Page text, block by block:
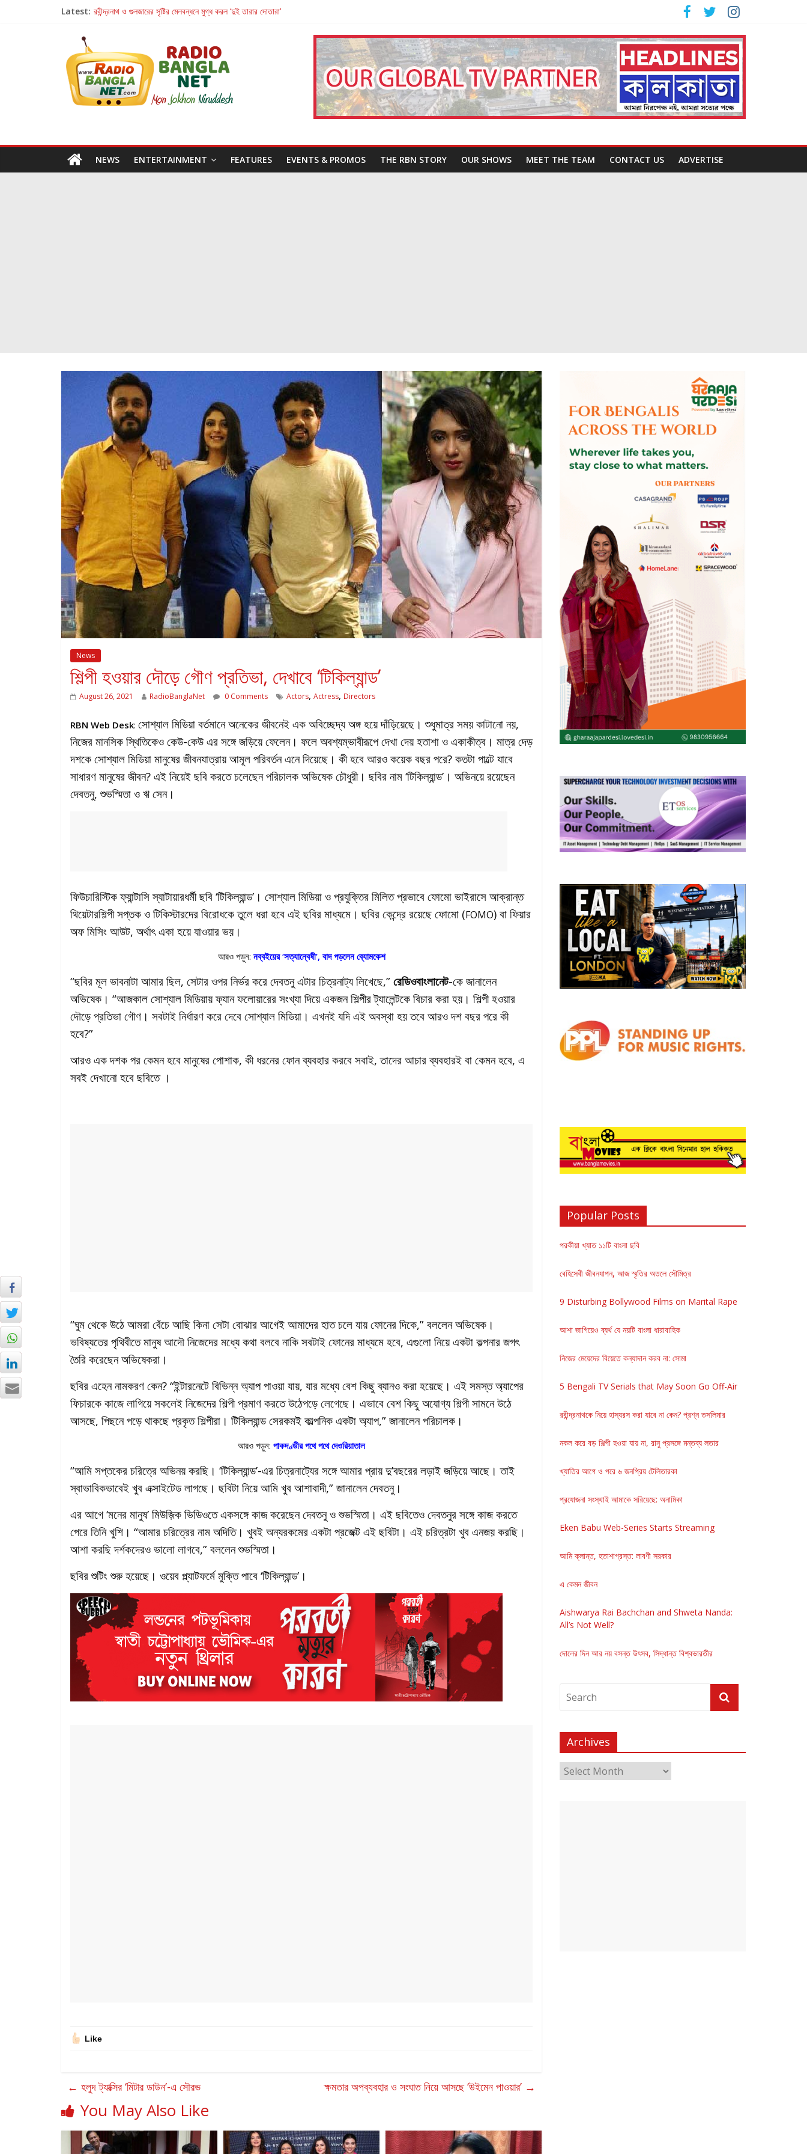
Latest: রবীন্দ্রনাথ ও গুলজারের সৃষ্টির মেলবন্ধনে মুগ্ধ করল ‘দুই তারার দোতারা’
Retribution: A Thought-Provoking Short Film That Challenges Our Understanding of Justice
হাওয়া বদলের টলিউডে ‘তুমি এলে তাই’
NEWS ENTERTAINMENT FEATURES EVENTS & PROMOS THE RBN STORY OUR SHOWS MEET THE TEAM CONTACT US ADVERTISE
News
শিল্পী হওয়ার দৌড়ে গৌণ প্রতিভা, দেখাবে ‘টিকিল্যান্ড’
August 26, 2021 RadioBanglaNet 0 Comments Actors, Actress, Directors
RBN Web Desk: সোশ্যাল মিডিয়া বর্তমানে অনেকের জীবনেই এক অবিচ্ছেদ্য অঙ্গ হয়ে দাঁড়িয়েছে। শুধুমাত্র সময় কাটানো নয়,
নিজের মানসিক স্থিতিকেও কেউ-কেউ এর সঙ্গে জড়িয়ে ফেলেন। ফলে অবশ্যম্ভাবীরূপে দেখা দেয় হতাশা ও একাকীত্ব। মাত্র দেড়
দশকে সোশ্যাল মিডিয়া মানুষের জীবনযাত্রায় আমূল পরিবর্তন এনে দিয়েছে। কী হবে আরও কয়েক বছর পরে? কতটা পাল্টে যাবে
সাধারণ মানুষের জীবন? এই নিয়েই ছবি করতে চলেছেন পরিচালক অভিষেক চৌধুরী। ছবির নাম ‘টিকিল্যান্ড’। অভিনয়ে রয়েছেন
দেবতনু, শুভস্মিতা ও ঋ সেন।
ফিউচারিস্টিক ফ্যান্টাসি স্যাটায়ারধর্মী ছবি ‘টিকিল্যান্ড’। সোশ্যাল মিডিয়া ও প্রযুক্তির মিলিত প্রভাবে ফোমো ভাইরাসে আক্রান্ত
থিয়েটারশিল্পী সপ্তক ও টিকিস্টারদের বিরোধকে তুলে ধরা হবে এই ছবির মাধ্যমে। ছবির কেন্দ্রে রয়েছে ফোমো (FOMO) বা ফিয়ার
অফ মিসিং আউট, অর্থাৎ একা হয়ে যাওয়ার ভয়।
আরও পড়ুন: নব্বইয়ের ‘সত্যান্বেষী’, বাদ পড়লেন ব্যোমকেশ
“ছবির মূল ভাবনাটা আমার ছিল, সেটার ওপর নির্ভর করে দেবতনু এটার চিত্রনাট্য লিখেছে,” রেডিওবাংলানেট-কে জানালেন
অভিষেক। “আজকাল সোশ্যাল মিডিয়ায় ফ্যান ফলোয়ারের সংখ্যা দিয়ে একজন শিল্পীর ট্যালেন্টকে বিচার করা হয়। শিল্পী হওয়ার
দৌড়ে প্রতিভা গৌণ। সবটাই নির্ধারণ করে দেবে সোশ্যাল মিডিয়া। এখনই যদি এই অবস্থা হয় তবে আরও দশ বছর পরে কী
হবে?”
আরও এক দশক পর কেমন হবে মানুষের পোশাক, কী ধরনের ফোন ব্যবহার করবে সবাই, তাদের আচার ব্যবহারই বা কেমন হবে, এ
সবই দেখানো হবে ছবিতে ।
“ঘুম থেকে উঠে আমরা বেঁচে আছি কিনা সেটা বোঝার আগেই আমাদের হাত চলে যায় ফোনের দিকে,” বললেন অভিষেক।
ভবিষ্যতের পৃথিবীতে মানুষ আদৌ নিজেদের মধ্যে কথা বলবে নাকি সবটাই ফোনের মাধ্যমে হবে, এগুলো নিয়ে একটা কল্পনার জগৎ
তৈরি করেছেন অভিষেকরা।
ছবির এহেন নামকরণ কেন? “ইন্টারনেটে বিভিন্ন অ্যাপ পাওয়া যায়, যার মধ্যে বেশ কিছু ব্যানও করা হয়েছে। এই সমস্ত অ্যাপের
ফিচারকে কাজে লাগিয়ে সকলেই নিজেদের শিল্পী প্রমাণ করতে উঠেপড়ে লেগেছে। এভাবে বেশ কিছু অযোগ্য শিল্পী সামনে উঠে
আসছে, পিছনে পড়ে থাকছে প্রকৃত শিল্পীরা। টিকিল্যান্ড সেরকমই কাল্পনিক একটা অ্যাপ,” জানালেন পরিচালক।
আরও পড়ুন: পাকদণ্ডীর পথে পথে দেওরিয়াতাল
“আমি সপ্তকের চরিত্রে অভিনয় করছি। ‘টিকিল্যান্ড’-এর চিত্রনাট্যের সঙ্গে আমার প্রায় দু’বছরের লড়াই জড়িয়ে আছে। তাই
স্বাভাবিকভাবেই খুব এক্সাইটেড লাগছে। ছবিটা নিয়ে আমি খুব আশাবাদী,” জানালেন দেবতনু।
এর আগে ‘মনের মানুষ’ মিউজ়িক ভিডিওতে একসঙ্গে কাজ করেছেন দেবতনু ও শুভস্মিতা। এই ছবিতেও দেবতনুর সঙ্গে কাজ করতে
পেরে তিনি খুশি। “আমার চরিত্রের নাম অদিতি। খুবই অন্যরকমের একটা প্রজেক্ট এই ছবিটা। এই চরিত্রটা খুব এনজয় করছি।
আশা করছি দর্শকদেরও ভালো লাগবে,” বললেন শুভস্মিতা।
ছবির শুটিং শুরু হয়েছে। ওয়েব প্ল্যাটফর্মে মুক্তি পাবে ‘টিকিল্যান্ড’।
Like
← হলুদ ট্যাক্সির ‘মিটার ডাউন’-এ সৌরভ ক্ষমতার অপব্যবহার ও সংঘাত নিয়ে আসছে ‘উইমেন পাওয়ার’ →
You May Also Like
Popular Posts
পরকীয়া খ্যাত ১১টি বাংলা ছবি
বেহিসেবী জীবনযাপন, আজ স্মৃতির অতলে সৌমিত্র
9 Disturbing Bollywood Films on Marital Rape
আশা জাগিয়েও ব্যর্থ যে নয়টি বাংলা ধারাবাহিক
নিজের মেয়েদের বিয়েতে কন্যাদান করব না: সোমা
5 Bengali TV Serials that May Soon Go Off-Air
রবীন্দ্রনাথকে নিয়ে হাস্যরস করা যাবে না কেন? প্রশ্ন তসলিমার
নকল করে বড় শিল্পী হওয়া যায় না, রানু প্রসঙ্গে মন্তব্য লতার
খ্যাতির আগে ও পরে ৬ জনপ্রিয় টেলিতারকা
প্রযোজনা সংস্থাই আমাকে সরিয়েছে: অনামিকা
Eken Babu Web-Series Starts Streaming
আমি ক্লান্ত, হতাশাগ্রস্ত: লাবণী সরকার
এ কেমন জীবন
Aishwarya Rai Bachchan and Shweta Nanda:
All’s Not Well?
দোলের দিন আর নয় বসন্ত উৎসব, সিদ্ধান্ত বিশ্বভারতীর
Archives